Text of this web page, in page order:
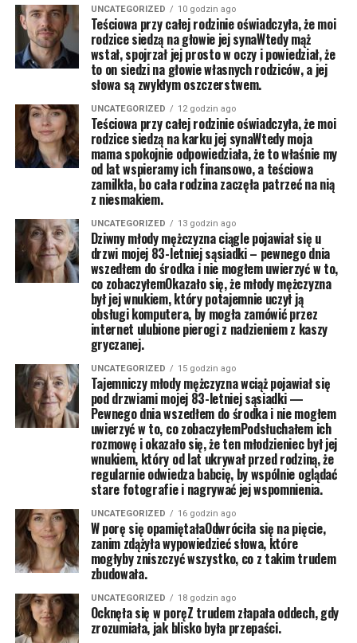
UNCATEGORIZED 10 godzin ago
Teściowa przy całej rodzinie oświadczyła, że moi
rodzice siedzą na głowie jej synaWtedy mąż
wstał, spojrzał jej prosto w oczy i powiedział, że
to on siedzi na głowie własnych rodziców, a jej
słowa są zwykłym oszczerstwem.
UNCATEGORIZED 12 godzin ago
Teściowa przy całej rodzinie oświadczyła, że moi
rodzice siedzą na karku jej synaWtedy moja
mama spokojnie odpowiedziała, że to właśnie my
od lat wspieramy ich finansowo, a teściowa
zamilkła, bo cała rodzina zaczęła patrzeć na nią
z niesmakiem.
UNCATEGORIZED 13 godzin ago
Dziwny młody mężczyzna ciągle pojawiał się u
drzwi mojej 83-letniej sąsiadki – pewnego dnia
wszedłem do środka i nie mogłem uwierzyć w to,
co zobaczyłemOkazało się, że młody mężczyzna
był jej wnukiem, który potajemnie uczył ją
obsługi komputera, by mogła zamówić przez
internet ulubione pierogi z nadzieniem z kaszy
gryczanej.
UNCATEGORIZED 15 godzin ago
Tajemniczy młody mężczyzna wciąż pojawiał się
pod drzwiami mojej 83-letniej sąsiadki —
Pewnego dnia wszedłem do środka i nie mogłem
uwierzyć w to, co zobaczyłemPodsłuchałem ich
rozmowę i okazało się, że ten młodzieniec był jej
wnukiem, który od lat ukrywał przed rodziną, że
regularnie odwiedza babcię, by wspólnie oglądać
stare fotografie i nagrywać jej wspomnienia.
UNCATEGORIZED 16 godzin ago
W porę się opamiętałaOdwróciła się na pięcie,
zanim zdążyła wypowiedzieć słowa, które
mogłyby zniszczyć wszystko, co z takim trudem
zbudowała.
UNCATEGORIZED 18 godzin ago
Ocknęła się w poręZ trudem złapała oddech, gdy
zrozumiała, jak blisko była przepaści.